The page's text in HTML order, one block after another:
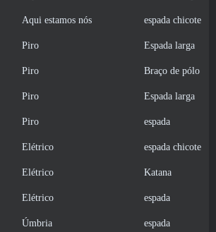
Aqui estamos nós espada chicote
Piro Espada larga
Piro Braço de pólo
Piro Espada larga
Piro espada
Elétrico espada chicote
Elétrico Katana
Elétrico espada
Úmbria espada